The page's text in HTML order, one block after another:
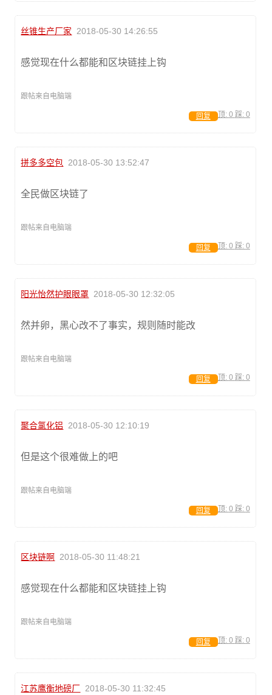
丝锥生产厂家 2018-05-30 14:26:55
感觉现在什么都能和区块链挂上钩
跟帖来自电脑端
顶: 0 踩: 0
回复
拼多多空包 2018-05-30 13:52:47
全民做区块链了
跟帖来自电脑端
顶: 0 踩: 0
回复
阳光怡然护眼眼罩 2018-05-30 12:32:05
然并卵，黑心改不了事实，规则随时能改
跟帖来自电脑端
顶: 0 踩: 0
回复
聚合氯化铝 2018-05-30 12:10:19
但是这个很难做上的吧
跟帖来自电脑端
顶: 0 踩: 0
回复
区块链啊 2018-05-30 11:48:21
感觉现在什么都能和区块链挂上钩
跟帖来自电脑端
顶: 0 踩: 0
回复
江苏鹰衡地磅厂 2018-05-30 11:32:45